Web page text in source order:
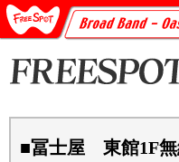
■冨士屋 東館1F無